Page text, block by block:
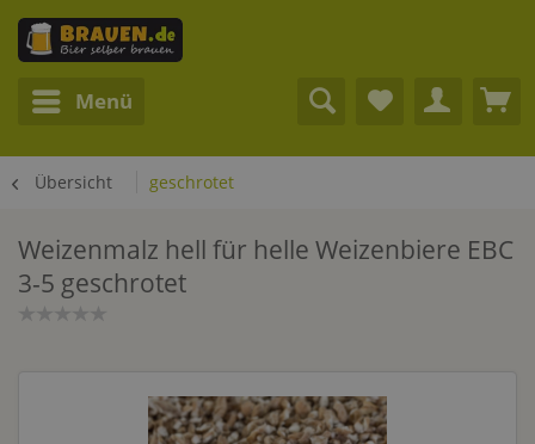
Menü
Übersicht geschrotet
Weizenmalz hell für helle Weizenbiere EBC
3-5 geschrotet